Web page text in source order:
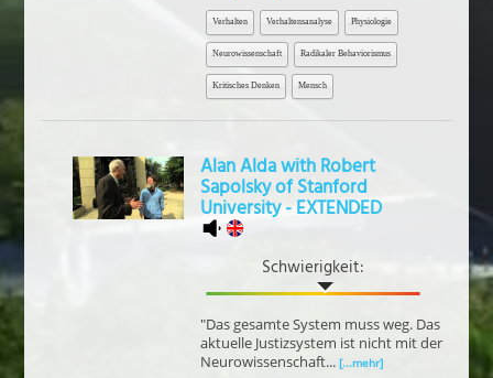
Verhalten Verhaltensanalyse Physiologie
Neurowissenschaft Radikaler Behaviorismus
Kritisches Denken Mensch
Alan Alda with Robert
Sapolsky of Stanford
University - EXTENDED
Schwierigkeit:
"Das gesamte System muss weg. Das
aktuelle Justizsystem ist nicht mit der
Neurowissenschaft... [...mehr]